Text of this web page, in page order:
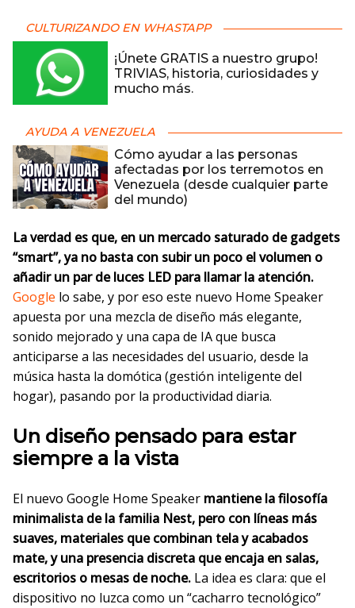
CULTURIZANDO EN WHASTAPP
¡Únete GRATIS a nuestro grupo!
TRIVIAS, historia, curiosidades y
mucho más.
AYUDA A VENEZUELA
Cómo ayudar a las personas
afectadas por los terremotos en
Venezuela (desde cualquier parte
del mundo)
La verdad es que, en un mercado saturado de gadgets
“smart”, ya no basta con subir un poco el volumen o
añadir un par de luces LED para llamar la atención.
Google lo sabe, y por eso este nuevo Home Speaker
apuesta por una mezcla de diseño más elegante,
sonido mejorado y una capa de IA que busca
anticiparse a las necesidades del usuario, desde la
música hasta la domótica (gestión inteligente del
hogar), pasando por la productividad diaria.
Un diseño pensado para estar
siempre a la vista
El nuevo Google Home Speaker mantiene la filosofía
minimalista de la familia Nest, pero con líneas más
suaves, materiales que combinan tela y acabados
mate, y una presencia discreta que encaja en salas,
escritorios o mesas de noche. La idea es clara: que el
dispositivo no luzca como un “cacharro tecnológico”